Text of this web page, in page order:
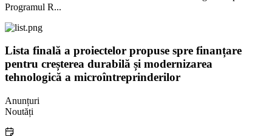
Programul R...
Lista finală a proiectelor propuse spre finanțare
pentru creșterea durabilă și modernizarea
tehnologică a microîntreprinderilor
Anunțuri
Noutăți